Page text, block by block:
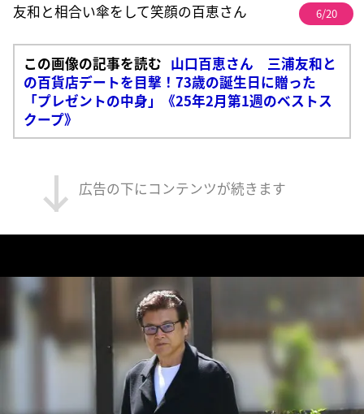
友和と相合い傘をして笑顔の百恵さん 6/20
この画像の記事を読む 山口百恵さん 三浦友和と
の百貨店デートを目撃！73歳の誕生日に贈った
「プレゼントの中身」《25年2月第1週のベストス
クープ》
広告の下にコンテンツが続きます